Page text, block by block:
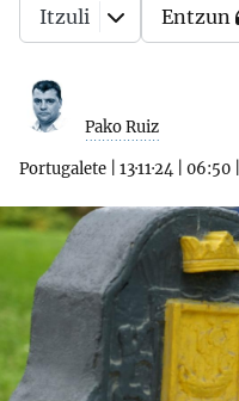
Pako Ruiz
Portugalete 13·11·24 06:50
Itzuli Entzun